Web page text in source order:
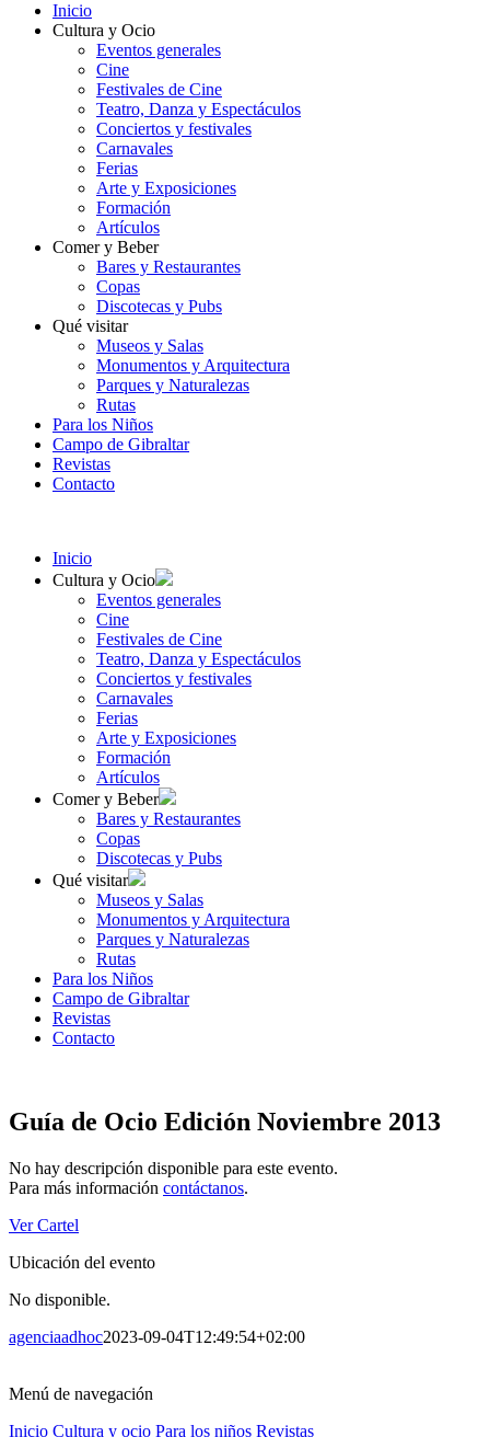
Inicio
Cultura y Ocio
Eventos generales
Cine
Festivales de Cine
Teatro, Danza y Espectáculos
Conciertos y festivales
Carnavales
Ferias
Arte y Exposiciones
Formación
Artículos
Comer y Beber
Bares y Restaurantes
Copas
Discotecas y Pubs
Qué visitar
Museos y Salas
Monumentos y Arquitectura
Parques y Naturalezas
Rutas
Para los Niños
Campo de Gibraltar
Revistas
Contacto
Inicio
Cultura y Ocio
Eventos generales
Cine
Festivales de Cine
Teatro, Danza y Espectáculos
Conciertos y festivales
Carnavales
Ferias
Arte y Exposiciones
Formación
Artículos
Comer y Beber
Bares y Restaurantes
Copas
Discotecas y Pubs
Qué visitar
Museos y Salas
Monumentos y Arquitectura
Parques y Naturalezas
Rutas
Para los Niños
Campo de Gibraltar
Revistas
Contacto
Guía de Ocio Edición Noviembre 2013
No hay descripción disponible para este evento.
Para más información contáctanos.
Ver Cartel
Ubicación del evento
No disponible.
agenciaadhoc2023-09-04T12:49:54+02:00
Menú de navegación
Inicio Cultura y ocio Para los niños Revistas